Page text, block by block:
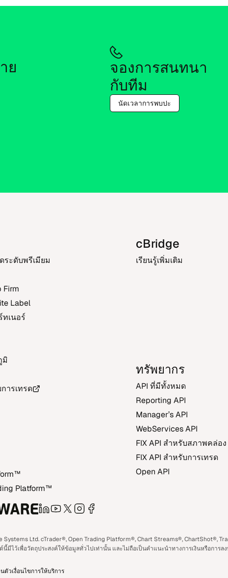
ย
จอง​การ​สนท​นา​
กับ​ทีม
นัด​เว​ลา​การพบ​ปะ
ระ​ดับ​พรี​เมียม
Label
ท​เนอร์
มิ
าร​เทรด
Platform‎™‎
cBridge
เรียน​รู้​เพิ่ม​เติม
ทรัพ​ยา​กร
API ที่​มี​ทั้ง​หมด
Reporting API
Manager’s API
WebServices API
FIX API สำ​หรับ​สภาพคล่อง
FIX API สำ​หรับ​การ​เทรด
Open API
LinkedIn
YouTube
X Instagram
Ltd. cTrader®, Open Trading Platform®, Chart Streams®, ChartShot®,
มี​ไว้​เพื่อ​วัต​ถุ​ประ​สงค์​ให้ข้อ​มูล​ทั่ว​ไป​เท่า​นั้น และ​ไม่ถือ​เป็น​คำ​แนะ​นำ​ทาง​การ​เงิน​หรือ​กา
ตัวเงื่อน​ไขการ​ให้บริ​การ